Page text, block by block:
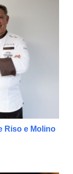
Riso e Molino